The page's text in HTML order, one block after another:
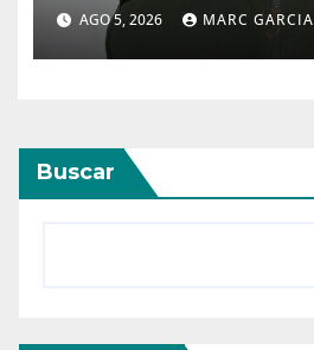
AGO 5, 2026 MARC GARCIA
Buscar